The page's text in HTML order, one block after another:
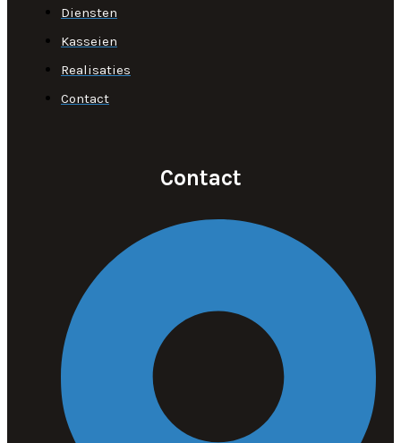
Diensten
Kasseien
Realisaties
Contact
Contact